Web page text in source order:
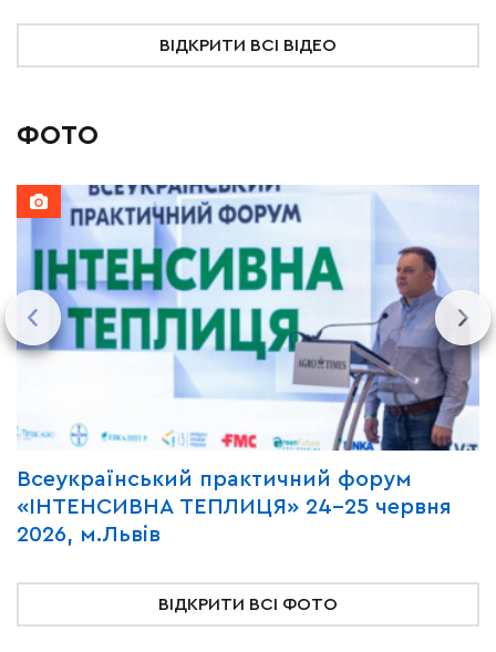
ВІДКРИТИ ВСІ ВІДЕО
ФОТО
Всеукраїнський практичний форум
«ІНТЕНСИВНА ТЕПЛИЦЯ» 24-25 червня
2026, м.Львів
ВІДКРИТИ ВСІ ФОТО